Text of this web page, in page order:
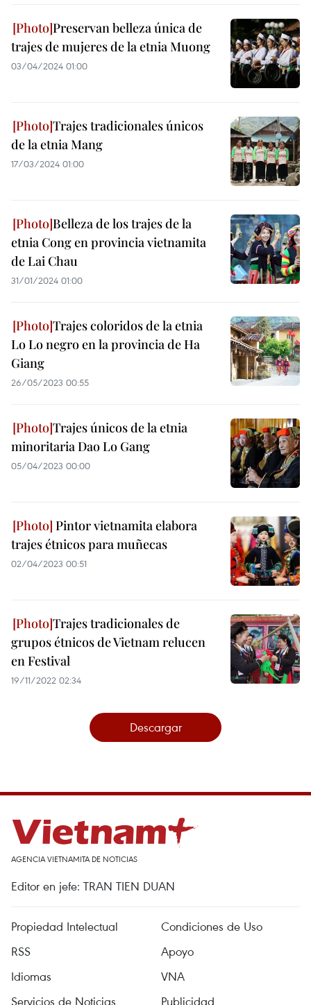
Preservan belleza única de
trajes de mujeres de la etnia Muong
03/04/2024 01:00
Trajes tradicionales únicos
de la etnia Mang
17/03/2024 01:00
Belleza de los trajes de la
etnia Cong en provincia vietnamita
de Lai Chau
31/01/2024 01:00
Trajes coloridos de la etnia
Lo Lo negro en la provincia de Ha
Giang
26/05/2023 00:55
Trajes únicos de la etnia
minoritaria Dao Lo Gang
05/04/2023 00:00
Pintor vietnamita elabora
trajes étnicos para muñecas
02/04/2023 00:51
Trajes tradicionales de
grupos étnicos de Vietnam relucen
en Festival
19/11/2022 02:34
Descargar
AGENCIA VIETNAMITA DE NOTICIAS
Editor en jefe: TRAN TIEN DUAN
Propiedad Intelectual
Condiciones de Uso
RSS
Apoyo
Idiomas
VNA
Servicios de Noticias
Publicidad